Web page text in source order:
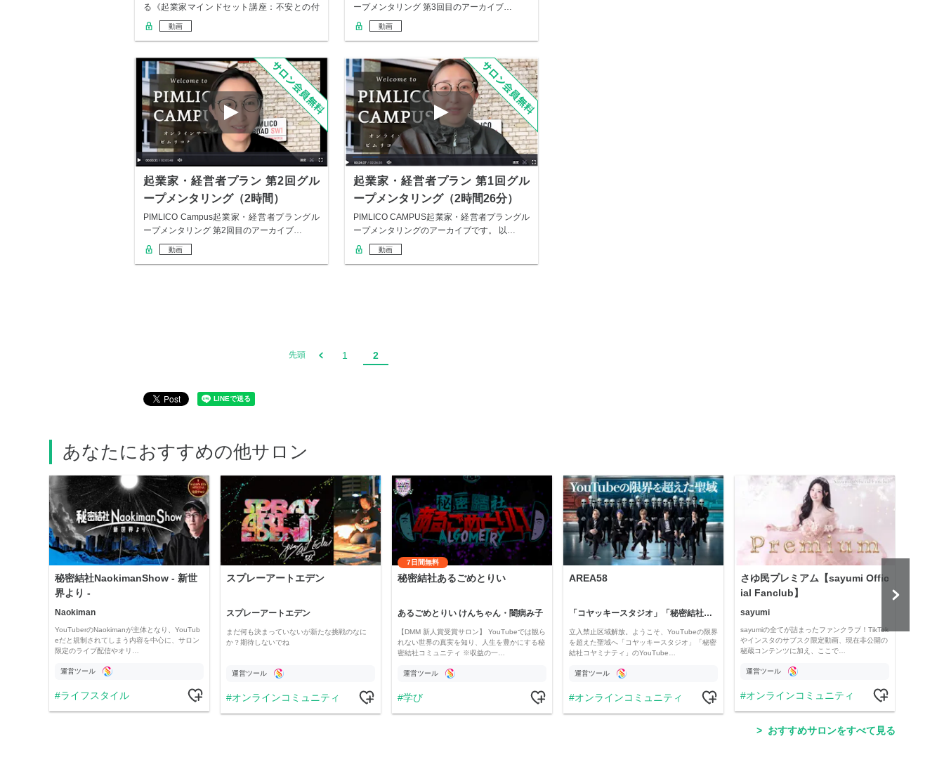
る《起業家マインドセット講座：不安との付
き…
動画
ープメンタリング 第3回目のアーカイブ…
動画
起業家・経営者プラン 第2回グル
ープメンタリング（2時間）
PIMLICO Campus起業家・経営者プラングル
ープメンタリング 第2回目のアーカイブ…
動画
起業家・経営者プラン 第1回グル
ープメンタリング（2時間26分）
PIMLICO CAMPUS起業家・経営者プラングル
ープメンタリングのアーカイブです。 以…
動画
先頭 1 2
あなたにおすすめの他サロン
秘密結社NaokimanShow - 新世
界より -
Naokiman
YouTuberのNaokimanが主体となり、YouTub
eだと規制されてしまう内容を中心に、サロン
限定のライブ配信やオリ…
運営ツール
ライフスタイル
スプレーアートエデン
スプレーアートエデン
まだ何も決まっていないが新たな挑戦のなに
か？期待しないでね
運営ツール
オンラインコミュニティ
7日間無料
秘密結社あるごめとりい
あるごめとりい けんちゃん・闇病み子
【DMM 新人賞受賞サロン】 YouTubeでは観ら
れない世界の真実を知り、人生を豊かにする秘
密結社コミュニティ ※収益の一…
運営ツール
学び
AREA58
「コヤッキースタジオ」「秘密結社コヤミナティ」
立入禁止区域解放。ようこそ、YouTubeの限界
を超えた聖域へ「コヤッキースタジオ」「秘密
結社コヤミナティ」のYouTube…
運営ツール
オンラインコミュニティ
さゆ民プレミアム【sayumi Offic
ial Fanclub】
sayumi
sayumiの全てが詰まったファンクラブ！TikTok
やインスタのサブスク限定動画、現在非公開の
秘蔵コンテンツに加え、ここで…
運営ツール
オンラインコミュニティ
おすすめサロンをすべて見る